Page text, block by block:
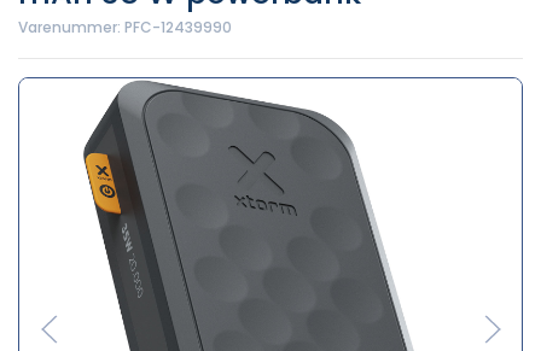
Varenummer: PFC-12439990